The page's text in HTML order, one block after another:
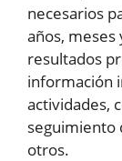
necesarios
años, meses
resultados
información
actividades,
seguimiento
otros.